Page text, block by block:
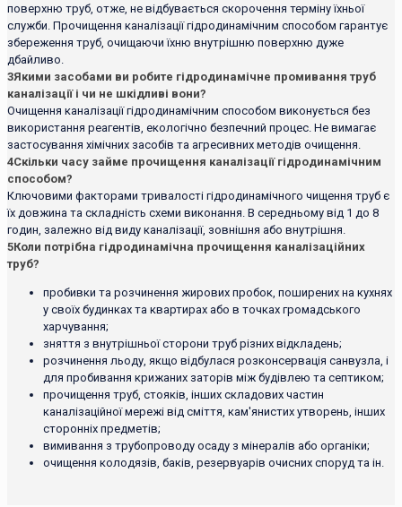
поверхню труб, отже, не відбувається скорочення терміну їхньої
служби. Прочищення каналізації гідродинамічним способом гарантує
збереження труб, очищаючи їхню внутрішню поверхню дуже
дбайливо.
3Якими засобами ви робите гідродинамічне промивання труб
каналізації і чи не шкідливі вони?
Очищення каналізації гідродинамічним способом виконується без
використання реагентів, екологічно безпечний процес. Не вимагає
застосування хімічних засобів та агресивних методів очищення.
4Скільки часу займе прочищення каналізації гідродинамічним
способом?
Ключовими факторами тривалості гідродинамічного чищення труб є
їх довжина та складність схеми виконання. В середньому від 1 до 8
годин, залежно від виду каналізації, зовнішня або внутрішня.
5Коли потрібна гідродинамічна прочищення каналізаційних
труб?
пробивки та розчинення жирових пробок, поширених на кухнях
у своїх будинках та квартирах або в точках громадського
харчування;
зняття з внутрішньої сторони труб різних відкладень;
розчинення льоду, якщо відбулася розконсервація санвузла, і
для пробивання крижаних заторів між будівлею та септиком;
прочищення труб, стояків, інших складових частин
каналізаційної мережі від сміття, кам'янистих утворень, інших
сторонніх предметів;
вимивання з трубопроводу осаду з мінералів або органіки;
очищення колодязів, баків, резервуарів очисних споруд та ін.